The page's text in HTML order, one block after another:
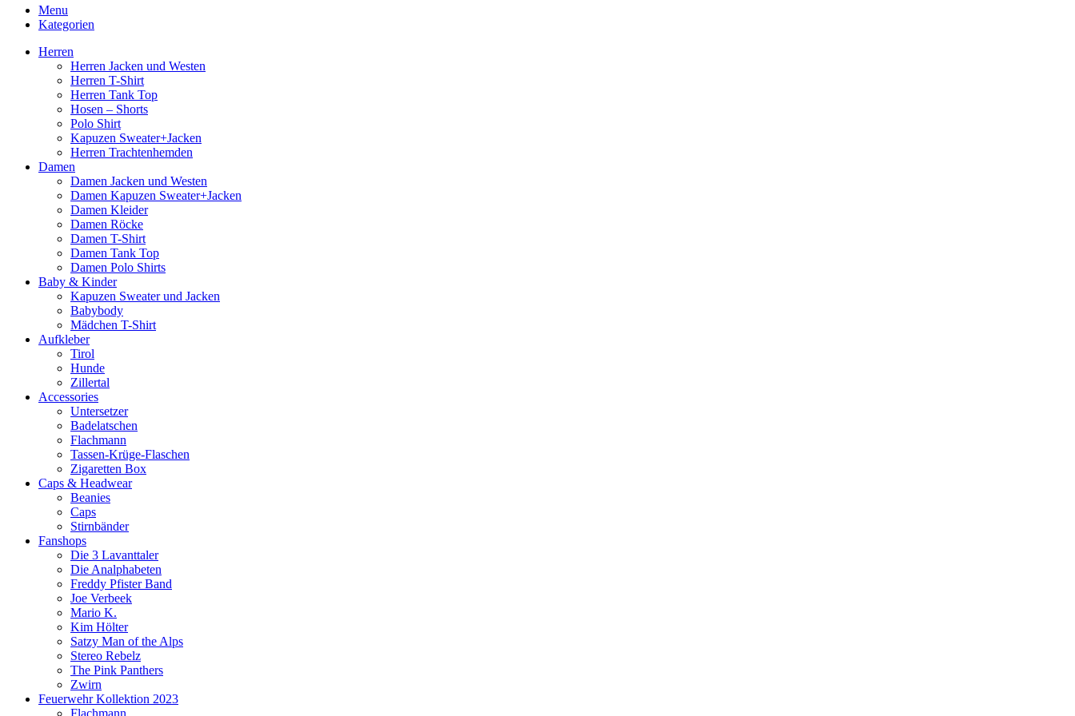
Menu
Kategorien
Herren
Herren Jacken und Westen
Herren T-Shirt
Herren Tank Top
Hosen – Shorts
Polo Shirt
Kapuzen Sweater+Jacken
Herren Trachtenhemden
Damen
Damen Jacken und Westen
Damen Kapuzen Sweater+Jacken
Damen Kleider
Damen Röcke
Damen T-Shirt
Damen Tank Top
Damen Polo Shirts
Baby & Kinder
Kapuzen Sweater und Jacken
Babybody
Mädchen T-Shirt
Aufkleber
Tirol
Hunde
Zillertal
Accessories
Untersetzer
Badelatschen
Flachmann
Tassen-Krüge-Flaschen
Zigaretten Box
Caps & Headwear
Beanies
Caps
Stirnbänder
Fanshops
Die 3 Lavanttaler
Die Analphabeten
Freddy Pfister Band
Joe Verbeek
Mario K.
Kim Hölter
Satzy Man of the Alps
Stereo Rebelz
The Pink Panthers
Zwirn
Feuerwehr Kollektion 2023